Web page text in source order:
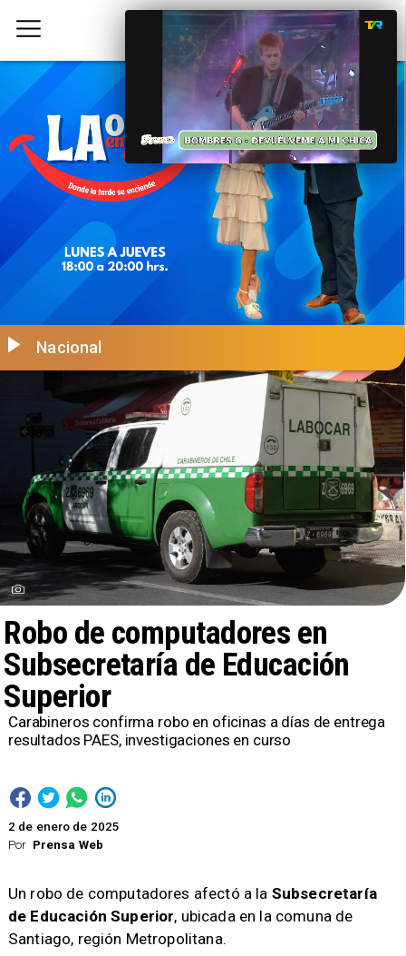
Por Prensa Web
Robo de computadores en
Subsecretaría de Educación
Superior
Nacional
2 de enero de 2025
Carabineros confirma robo en oficinas a días de entrega
resultados PAES, investigaciones en curso
Un robo de computadores afectó a la Subsecretaría
de Educación Superior, ubicada en la comuna de
Santiago, región Metropolitana.